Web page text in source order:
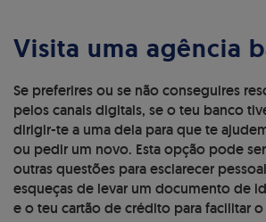
Visita uma agência
Se preferires ou se não conseguires
pelos canais digitais, se o teu banco
dirigir-te a uma dela para que te
ou pedir um novo. Esta opção pode
outras questões para esclarecer
esqueças de levar um documento de
e o teu cartão de crédito para facilitar